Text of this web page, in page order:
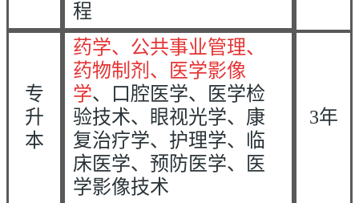
程
专
升
本
药学、公共事业管理、
药物制剂、医学影像
学、口腔医学、医学检
验技术、眼视光学、康
复治疗学、护理学、临
床医学、预防医学、医
学影像技术
3年